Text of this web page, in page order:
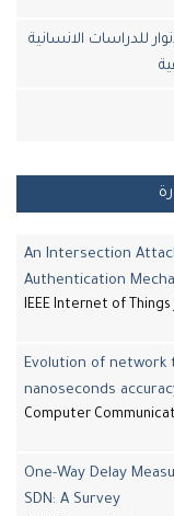
الانسانية
An
Authentication
IEEE Internet of
Evolution of
nanoseconds
Computer
One-Way
SDN: A Survey